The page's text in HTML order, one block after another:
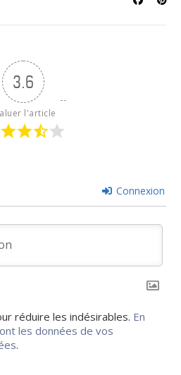
3.6
l'article
Connexion
réduire les indésirables. En
les données de vos
.